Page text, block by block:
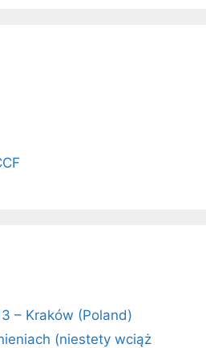
– Kraków (Poland)
(niestety wciąż